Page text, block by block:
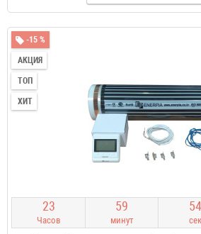
-15 %
АКЦИЯ
ТОП
ХИТ
23
Часов
59
минут
54
сек